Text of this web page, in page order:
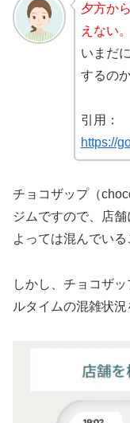
夕方か
えない。
いまだ
するの
引用：
https://
チョコザップ（
ジムですので、店
よっては混んでいる
しかし、チョコザ
ルタイムの混雑状況